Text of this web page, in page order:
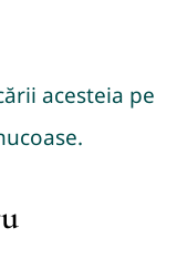
acesteia pe